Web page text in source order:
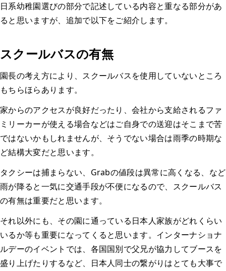
日系幼稚園選びの部分で記述している内容と重なる部分があ
ると思いますが、追加で以下をご紹介します。
スクールバスの有無
園長の考え方により、スクールバスを使用していないところ
もちらほらあります。
家からのアクセスが良好だったり、会社から支給されるファ
ミリーカーが使える場合などはご自身での送迎はそこまで苦
ではないかもしれませんが、そうでない場合は雨季の時期な
ど結構大変だと思います。
タクシーは捕まらない、Grabの値段は異常に高くなる、など
雨が降ると一気に交通手段が不便になるので、スクールバス
の有無は重要だと思います。
それ以外にも、その園に通っている日本人家族がどれくらい
いるか等も重要になってくると思います。インターナショナ
ルデーのイベントでは、各国国別で父兄が協力してブースを
盛り上げたりするなど、日本人同士の繋がりはとても大事で